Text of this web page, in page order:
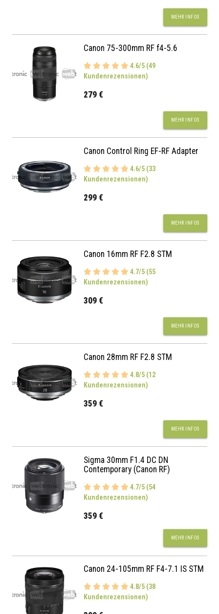
MEHR INFOS
Canon 75-300mm RF f4-5.6
4.6/5 (49
Kundenrezensionen)
279 €
MEHR INFOS
Canon Control Ring EF-RF Adapter
4.6/5 (33
Kundenrezensionen)
299 €
MEHR INFOS
Canon 16mm RF F2.8 STM
4.7/5 (55
Kundenrezensionen)
309 €
MEHR INFOS
Canon 28mm RF F2.8 STM
4.8/5 (12
Kundenrezensionen)
359 €
MEHR INFOS
Sigma 30mm F1.4 DC DN
Contemporary (Canon RF)
4.7/5 (54
Kundenrezensionen)
359 €
MEHR INFOS
Canon 24-105mm RF F4-7.1 IS STM
4.8/5 (38
Kundenrezensionen)